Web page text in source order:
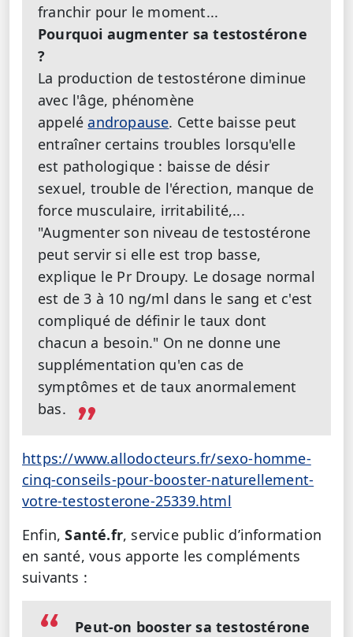
franchir pour le moment...
Pourquoi augmenter sa testostérone
?
La production de testostérone diminue
avec l'âge, phénomène
appeléandropause. Cette baisse peut
entraîner certains troubles lorsqu'elle
est pathologique : baisse de désir
sexuel, trouble de l'érection, manque de
force musculaire, irritabilité,...
"Augmenter son niveau de testostérone
peut servir si elle est trop basse,
explique le Pr Droupy. Le dosage normal
est de 3 à 10 ng/ml dans le sang et c'est
compliqué de définir le taux dont
chacun a besoin." On ne donne une
supplémentation qu'en cas de
symptômes et de taux anormalement
bas.
https://www.allodocteurs.fr/sexo-homme-
cinq-conseils-pour-booster-naturellement-
votre-testosterone-25339.html
Enfin, Santé.fr, service public d’information
en santé, vous apporte les compléments
suivants :
Peut-on booster sa testostérone